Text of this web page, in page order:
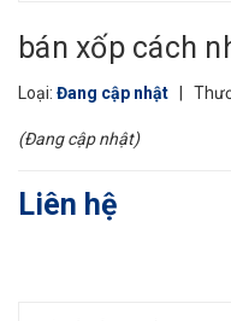
bán xốp cách
Loại: Đang cập nhật
(Đang cập nhật)
Liên hệ